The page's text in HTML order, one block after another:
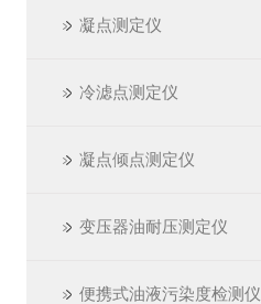
凝点测定仪
冷滤点测定仪
凝点倾点测定仪
变压器油耐压测定仪
便携式油液污染度检测仪